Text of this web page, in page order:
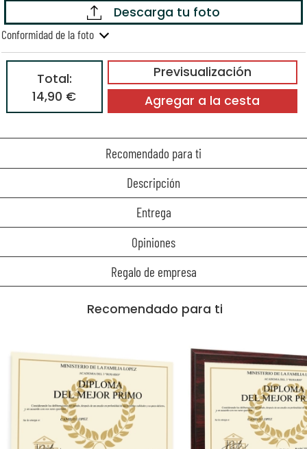
Descarga tu foto
Conformidad de la foto
Previsualización
Total:
14,90 €
Agregar a la cesta
Recomendado para ti
Descripción
Entrega
Opiniones
Regalo de empresa
Recomendado para ti